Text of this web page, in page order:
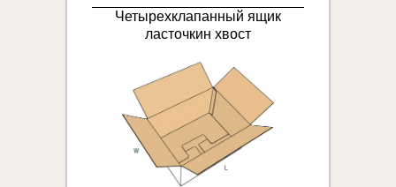
Четырехклапанный ящик
ласточкин хвост